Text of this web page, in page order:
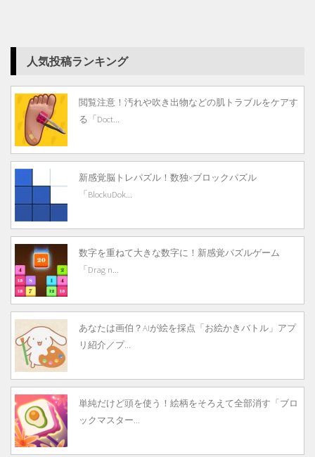
人気投稿ランキング
閲覧注意！汚れや吹き出物などの肌トラブルをケアす
る「Doct...
新感覚脳トレパズル！数独×ブロックパズル
「BlockuDok...
数字を重ねて大きな数字に！新感覚パズルゲーム
「Drag n...
あなたは画伯？AIが絵を採点「お絵かきバトル」アプ
リ紹介／プ...
単純だけど頭を使う！絵柄をそろえて全部消す「ブロ
ックマスター...